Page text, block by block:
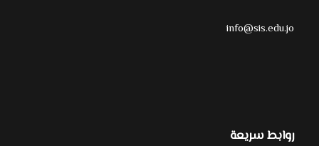
info@sis.edu.jo
روابط سريعة